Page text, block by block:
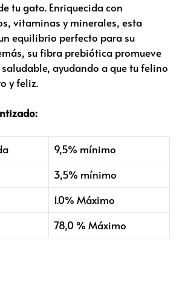
tu gato. Enriquecida con
vitaminas y minerales, esta
equilibrio perfecto para su
su fibra prebiótica promueve
ayudando a que tu felino
y feliz.
9,5% mínimo
3,5% mínimo
1.0% Máximo
78,0 % Máximo